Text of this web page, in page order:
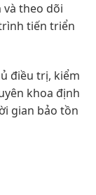
theo dõi
tiến triển
điều trị, kiểm
khoa định
gian bảo tồn